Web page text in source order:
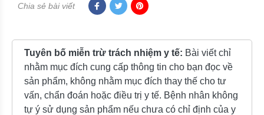
Chia sẻ bài viết
Tuyên bố miễn trừ trách nhiệm y tế: Bài viết chỉ
nhằm mục đích cung cấp thông tin cho bạn đọc về
sản phẩm, không nhằm mục đích thay thế cho tư
vấn, chẩn đoán hoặc điều trị y tế. Bệnh nhân không
tự ý sử dụng sản phẩm nếu chưa có chỉ định của y